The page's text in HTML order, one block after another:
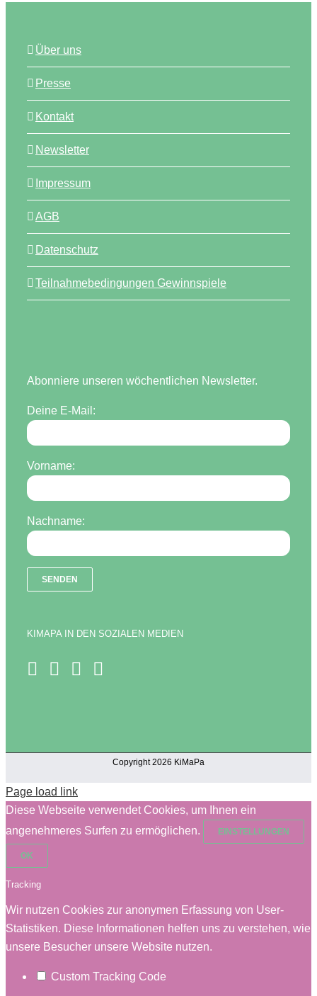
Über uns
Presse
Kontakt
Newsletter
Impressum
AGB
Datenschutz
Teilnahmebedingungen Gewinnspiele
Abonniere unseren wöchentlichen Newsletter.
Deine E-Mail:
Vorname:
Nachname:
KIMAPA IN DEN SOZIALEN MEDIEN
Copyright 2026 KiMaPa
Page load link
Diese Webseite verwendet Cookies, um Ihnen ein
angenehmeres Surfen zu ermöglichen.
EINSTELLUNGEN
OK
Tracking
Wir nutzen Cookies zur anonymen Erfassung von User-
Statistiken. Diese Informationen helfen uns zu verstehen, wie
unsere Besucher unsere Website nutzen.
Custom Tracking Code